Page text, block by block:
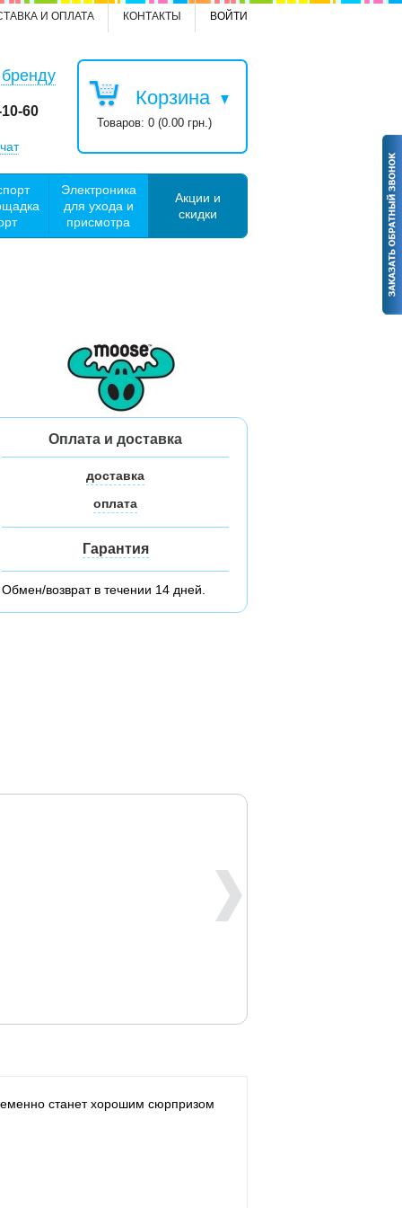
ВОЙТИ
КОНТАКТЫ
И ОПЛАТА
Корзина
Товаров: 0 (0.00 грн.)
60
Электроника
для ухода и
присмотра
Акции и
скидки
Оплата и доставка
доставка
оплата
Гарантия
Обмен/возврат в течении 14 дней.
станет хорошим сюрпризом